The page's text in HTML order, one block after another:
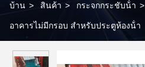
บ้าน > สินค้า > กระจกกระชับน้ํา >
อาคารไม่มีกรอบ สําหรับประตูห้องน้ํา